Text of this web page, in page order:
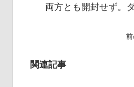
両方とも開封せず。
関連記事